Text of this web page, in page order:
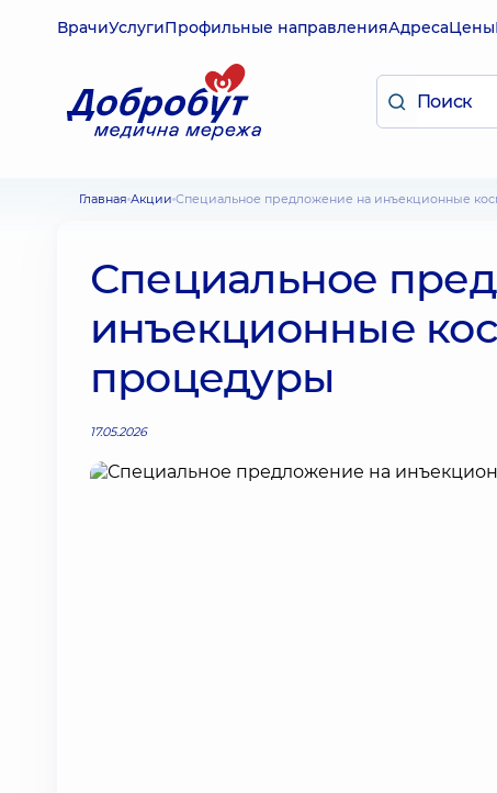
ВрачиУслугиПрофильные направленияАдресаЦены
Главная Акции Специальное предложение на инъекционные
Специальное
инъекционные
процедуры
17.05.2026